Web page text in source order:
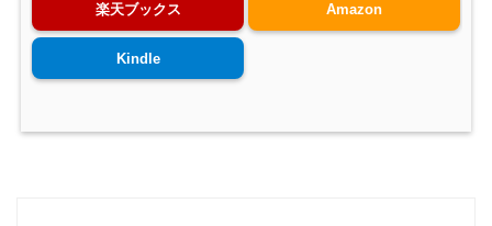
楽天ブックス Amazon
Kindle